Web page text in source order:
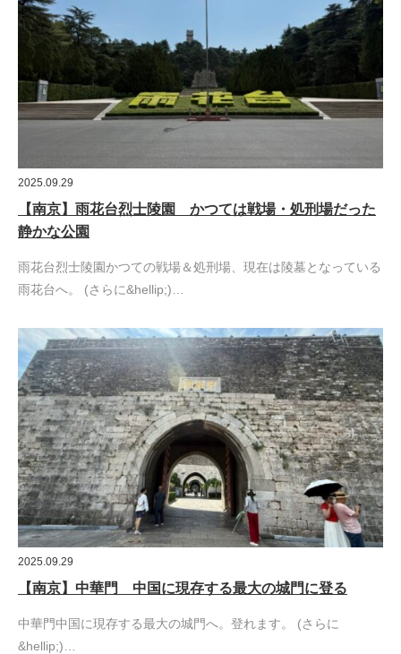
2025.09.29
【南京】雨花台烈士陵園 かつては戦場・処刑場だった
静かな公園
雨花台烈士陵園かつての戦場＆処刑場、現在は陵墓となっている
雨花台へ。 (さらに&hellip;)…
2025.09.29
【南京】中華門 中国に現存する最大の城門に登る
中華門中国に現存する最大の城門へ。登れます。 (さらに
&hellip;)…